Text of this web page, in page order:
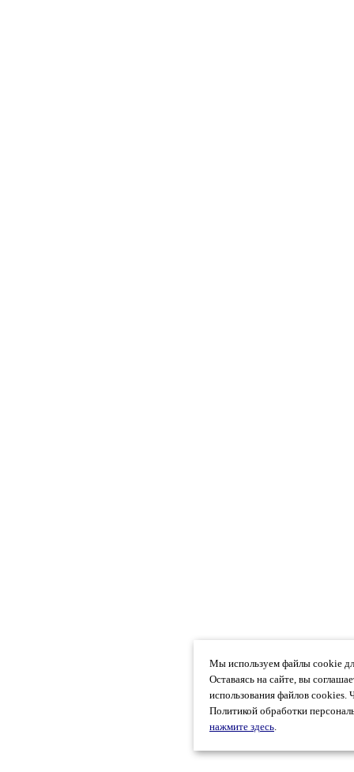
Мы используем файлы cookie
Оставаясь на сайте, вы
использования файлов cookies.
Политикой обработки
нажмите здесь.